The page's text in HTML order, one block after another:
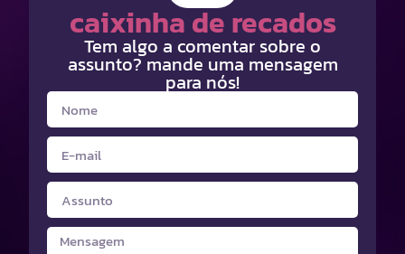
caixinha de recados
Tem algo a comentar sobre o
assunto? mande uma mensagem
para nós!